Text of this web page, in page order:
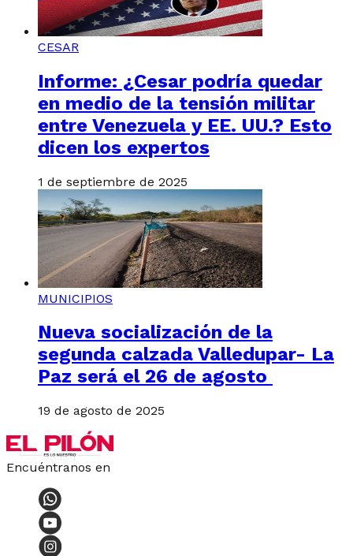
CESAR
Informe: ¿Cesar podría quedar
en medio de la tensión militar
entre Venezuela y EE. UU.? Esto
dicen los expertos
1 de septiembre de 2025
MUNICIPIOS
Nueva socialización de la
segunda calzada Valledupar- La
Paz será el 26 de agosto
19 de agosto de 2025
Encuéntranos en